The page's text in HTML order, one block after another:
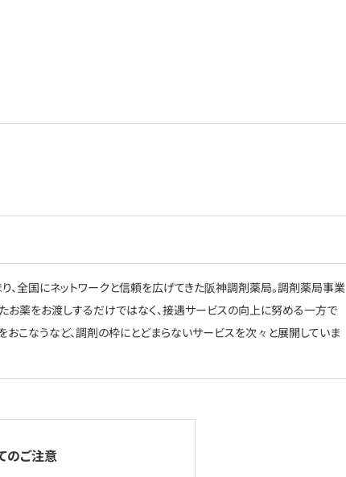
、全国にネットワークと信頼を広げてきた阪神調剤薬局。調剤薬局事業
お薬をお渡しするだけではなく、接遇サービスの向上に努める一方で
こなうなど、調剤の枠にとどまらないサービスを次々と展開していま
のご注意